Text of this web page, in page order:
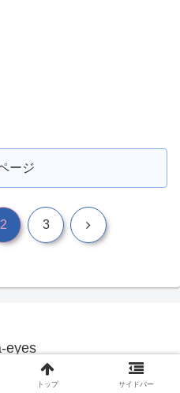
ージ
2 3 次
eyes
eyes.
トップ サイドバー